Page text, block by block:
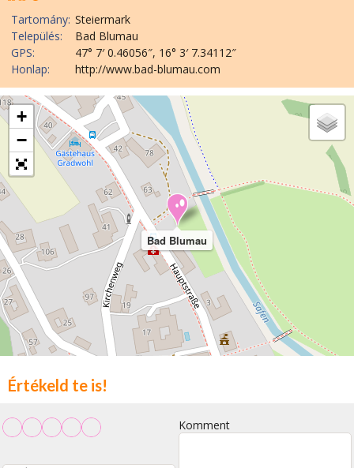
Tartomány: Steiermark
Település:
Bad Blumau
GPS:
47° 7′ 0.46056″, 16° 3′ 7.34112″
Honlap:
http://www.bad-blumau.com
Bad Blumau
+
−
Értékeld te is!
Komment